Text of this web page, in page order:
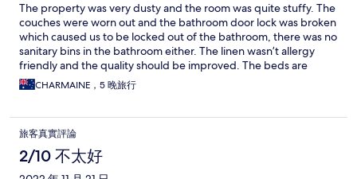
The property was very dusty and the room was quite stuffy. The
couches were worn out and the bathroom door lock was broken
which caused us to be locked out of the bathroom, there was no
sanitary bins in the bathroom either. The linen wasn’t allergy
friendly and the quality should be improved. The beds are
sagging causing discomfort when sleeping. Otherwise the
apartment is a good size and provided towels:)
CHARMAINE，5 晚旅行
旅客真實評論
2/10 不太好